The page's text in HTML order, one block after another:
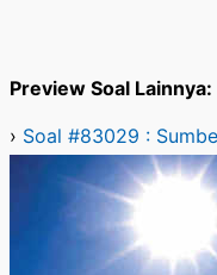
Preview Soal Lainnya:
› Soal #83029 :